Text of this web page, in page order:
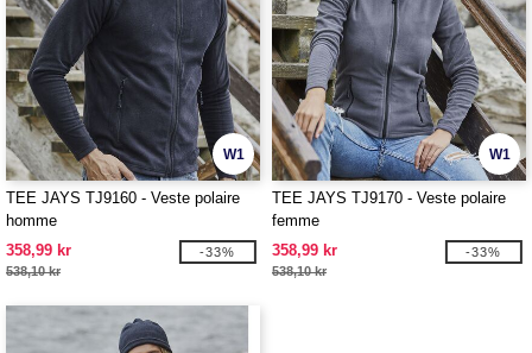
W1
TEE JAYS TJ9160 - Veste polaire
homme
358,99 kr
538,10 kr
-33%
W1
TEE JAYS TJ9170 - Veste polaire
femme
358,99 kr
538,10 kr
-33%